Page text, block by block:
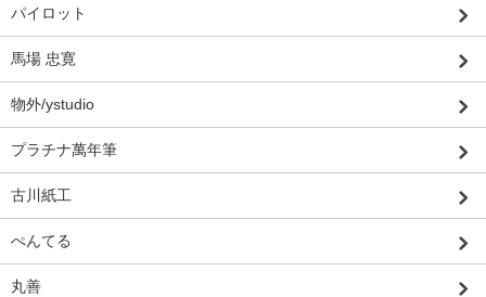
パイロット
馬場 忠寛
物外/ystudio
プラチナ萬年筆
古川紙工
ぺんてる
丸善